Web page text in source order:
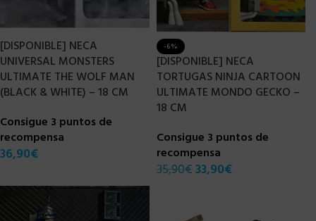
[DISPONIBLE] NECA
UNIVERSAL MONSTERS
ULTIMATE THE WOLF MAN
(BLACK & WHITE) – 18 CM
Consigue 3 puntos de
recompensa
36,90€
-6%
[DISPONIBLE] NECA
TORTUGAS NINJA CARTOON
ULTIMATE MONDO GECKO –
18 CM
Consigue 3 puntos de
recompensa
35,90€33,90€